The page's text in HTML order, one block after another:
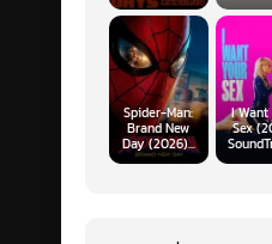
Spider-Man:
Brand New
Day (2026)...
I Want
Sex